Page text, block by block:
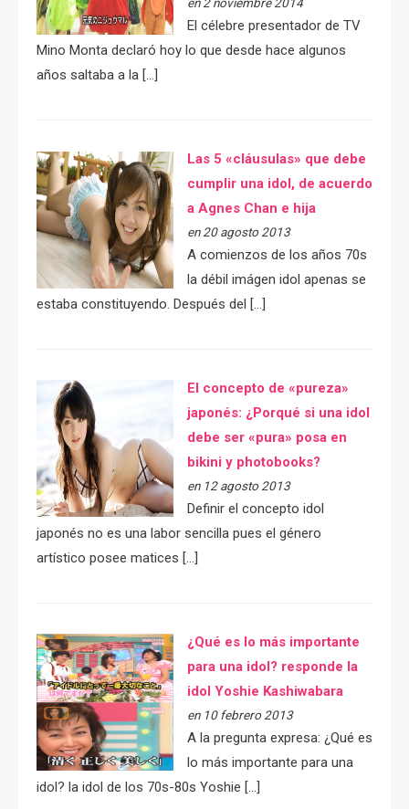
en 2 noviembre 2014
El célebre presentador de TV
Mino Monta declaró hoy lo que desde hace algunos
años saltaba a la […]
Las 5 «cláusulas» que debe
cumplir una idol, de acuerdo
a Agnes Chan e hija
en 20 agosto 2013
A comienzos de los años 70s
la débil imágen idol apenas se
estaba constituyendo. Después del […]
El concepto de «pureza»
japonés: ¿Porqué si una idol
debe ser «pura» posa en
bikini y photobooks?
en 12 agosto 2013
Definir el concepto idol
japonés no es una labor sencilla pues el género
artístico posee matices […]
¿Qué es lo más importante
para una idol? responde la
idol Yoshie Kashiwabara
en 10 febrero 2013
A la pregunta expresa: ¿Qué es
lo más importante para una
idol? la idol de los 70s-80s Yoshie […]